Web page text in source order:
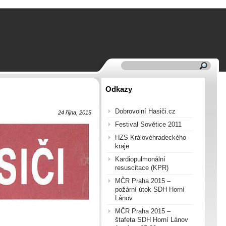
24 října, 2015
Odkazy
Dobrovolní Hasiči.cz
Festival Sovětice 2011
HZS Královéhradeckého
kraje
Kardiopulmonální
resuscitace (KPR)
MČR Praha 2015 –
požární útok SDH Horní
Lánov
MČR Praha 2015 –
štafeta SDH Horní Lánov